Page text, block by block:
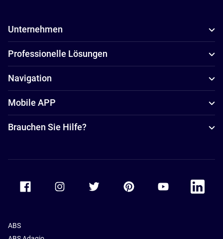
Unternehmen
Professionelle Lösungen
Navigation
Mobile APP
Brauchen Sie Hilfe?
Accor Youtube
Accor
ABS